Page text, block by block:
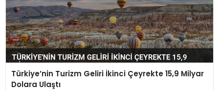
Türkiye’nin Turizm Geliri İkinci Çeyrekte 15,9 Milyar
Dolara Ulaştı